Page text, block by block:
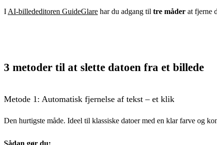
IAI-billededitoren GuideGlare har du adgang til tre måder at fjerne
3 metoder til at slette datoen fra et billede
Metode 1: Automatisk fjernelse af tekst – et klik
Den hurtigste måde. Ideel til klassiske datoer med en klar farve og
Sådan gør du: